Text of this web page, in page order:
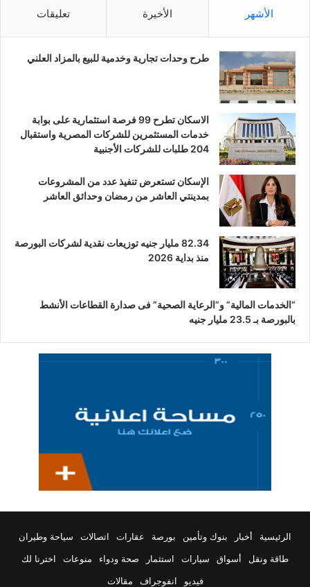
الأشهر الأخيرة تعليقات
طرح وحدات تجارية وخدمية للبيع بالمزاد العلني
الاسكان تطرح 99 فرصة استثمارية على بوابة
خدمات المستثمرين للشركات المصرية واستقبال
204 طلبات للشركات الأجنبية
الإسكان تستعرض تنفيذ عدد من المشروعات
بمدينتي العاشر من رمضان وحدائق العاشر
82.34 مليار جنيه توزيعات نقدية لشركات البورصة
منذ بداية 2026
“الخدمات المالية” و”الرعاية الصحية” فى صدارة القطاعات الأنشط
بالبورصة بـ 23.5 مليار جنيه
الرئيسية أخبار بنوك وتأمين بورصة عقارات اتصالات
سياحة وطيران
طاقة ونقل
أسواق سيارات استثمار صحة ودواء منوعات
اخترنا لك
فيديو
انفوجراف مقالات